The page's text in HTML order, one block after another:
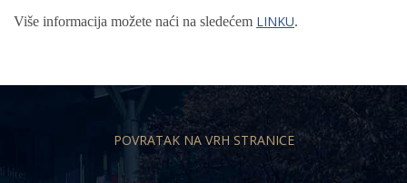
Više informacija možete naći na sledećem LINKU.
POVRATAK NA VRH STRANICE